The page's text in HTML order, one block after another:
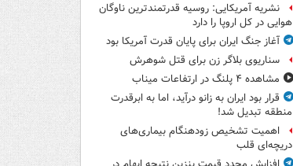
نشریه آمریکایی: روسیه قدرتمندترین ناوگان
هوایی در کل اروپا را دارد
آغاز جنگ ایران برای پایان قدرت آمریکا بود
سناریوی بلاگر زن برای قتل شوهرش
مشاهده ۴ پلنگ در ارتفاعات میناب
قرار بود ایران به زانو درآید، اما به ابرقدرت
منطقه تبدیل شد!
اهمیت تشخیص زودهنگام بیماری‌های
دریچه‌ای قلب